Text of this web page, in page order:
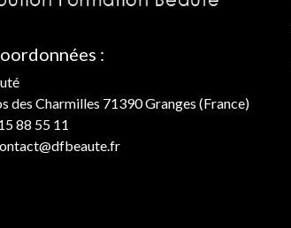
:
des Charmilles 71390 Granges (France)
88 55 11